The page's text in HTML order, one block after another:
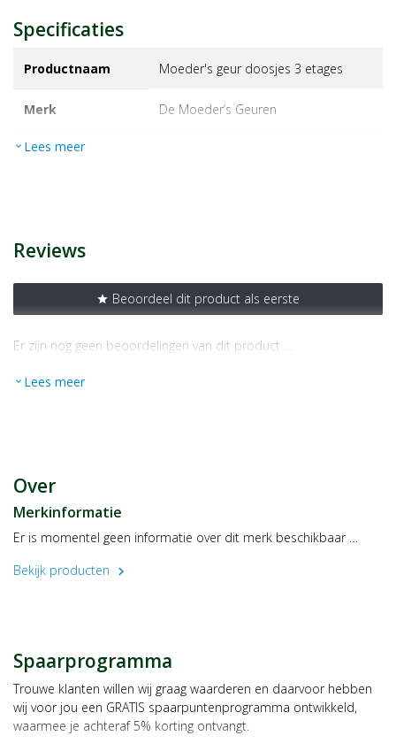
Specificaties
Productnaam Moeder's geur doosjes 3 etages
Merk de moeder’s geuren
EAN
expand_more Lees meer
Reviews
star Beoordeel dit product als eerste
Er zijn nog geen beoordelingen van dit product …
expand_more Lees meer
Over
Merkinformatie
Er is momentel geen informatie over dit merk beschikbaar …
Bekijk producten
chevron_right
Spaarprogramma
Trouwe klanten willen wij graag waarderen en daarvoor hebben
wij voor jou een GRATIS spaarpuntenprogramma ontwikkeld,
waarmee je achteraf 5% korting ontvangt.